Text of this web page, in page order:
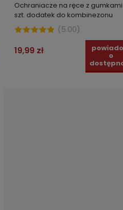
Nawóz do trawy, odżywka
do nawożenia trawników
ozdobnych, dywanowych i
Ochraniacze na ręce z
szt. dodatek do kombinezonu
ochronnego
(5.00)
19,99 zł o